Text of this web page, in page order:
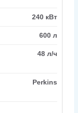
240 кВт
600 л
48 л/ч
Perkins